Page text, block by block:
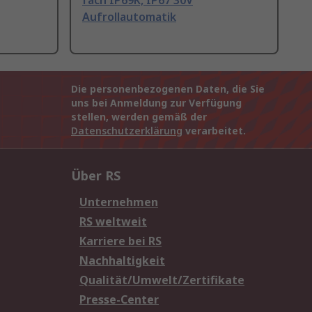
Aufrollautomatik
Die personenbezogenen Daten, die Sie
uns bei Anmeldung zur Verfügung
stellen, werden gemäß der
Datenschutzerklärung verarbeitet.
Über RS
Unternehmen
RS weltweit
Karriere bei RS
Nachhaltigkeit
Qualität/Umwelt/Zertifikate
Presse-Center